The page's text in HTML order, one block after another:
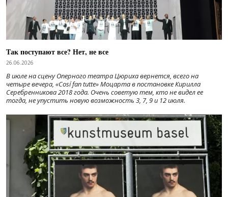
Так поступают все? Нет, не все
26.06.2026
В июле на сцену Оперного театра Цюриха вернется, всего на
четыре вечера, «Cosí fan tutte» Моцарта в постановке Кирилла
Серебренникова 2018 года. Очень советую тем, кто не видел ее
тогда, не упустить новую возможность 3, 7, 9 и 12 июля.